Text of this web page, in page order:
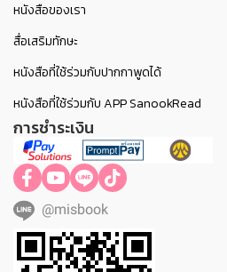
หนังสือของเรา
สื่อเสริมทักษะ
หนังสือที่ใช้ร่วมกับปากกาพูดได้
หนังสือที่ใช้ร่วมกับ APP SanookRead
การชำระเงิน
@misbook